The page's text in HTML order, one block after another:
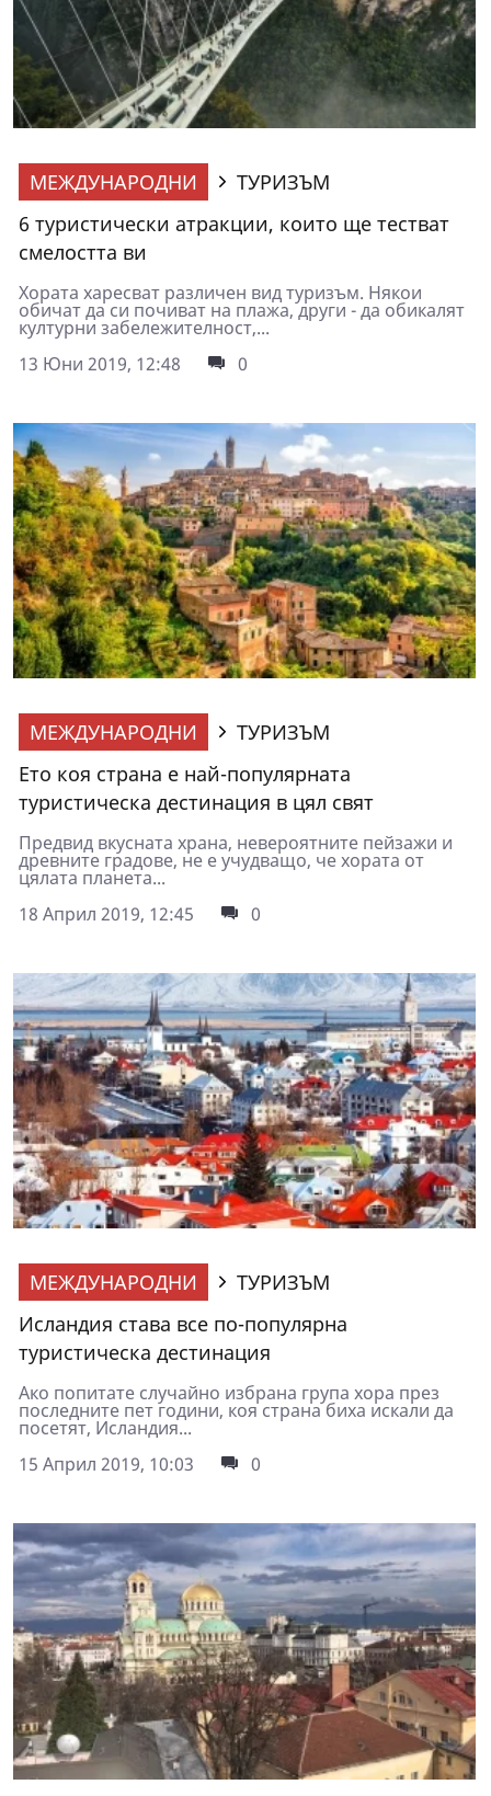
МЕЖДУНАРОДНИ
ТУРИЗЪМ
6 туристически атракции, които ще тестват
смелостта ви
Хората харесват различен вид туризъм. Някои
обичат да си почиват на плажа, други - да обикалят
културни забележителност,...
13 Юни 2019, 12:48
0
МЕЖДУНАРОДНИ
ТУРИЗЪМ
Ето коя страна е най-популярната
туристическа дестинация в цял свят
Предвид вкусната храна, невероятните пейзажи и
древните градове, не е учудващо, че хората от
цялата планета...
18 Април 2019, 12:45
0
МЕЖДУНАРОДНИ
ТУРИЗЪМ
Исландия става все по-популярна
туристическа дестинация
Ако попитате случайно избрана група хора през
последните пет години, коя страна биха искали да
посетят, Исландия...
15 Април 2019, 10:03
0